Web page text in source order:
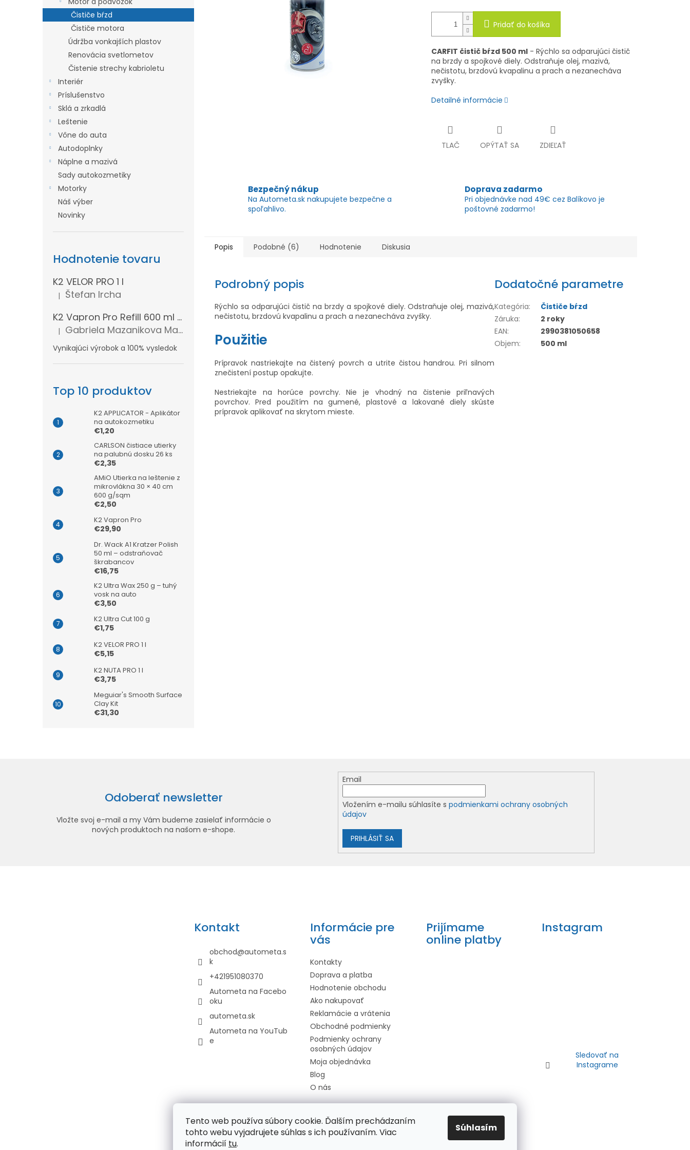
Tento web používa súbory cookie. Ďalším prechádzaním
tohto webu vyjadrujete súhlas s ich používaním. Viac
informácií tu.
Súhlasím
l
Čističe bŕzd
Čističe motora
Údržba vonkajších plastov
Renovácia svetlometov
Čistenie strechy kabrioletu
Interiér
Príslušenstvo
Sklá a zrkadlá
Leštenie
Vône do auta
Autodoplnky
Náplne a mazivá
Sady autokozmetiky
Motorky
Náš výber
Novinky
Hodnotenie tovaru
K2 VELOR PRO 1 l
Hodnotenie produktu je 5 z 5 hviezdičiek.
| Štefan Ircha
K2 Vapron Pro Refill 600 ml - Náhradná náplň
Hodnotenie produktu je 5 z 5 hviezdičiek.
| Gabriela Mazanikova Mazanikova
Vynikajúci výrobok a 100% vysledok
Top 10 produktov
K2 APPLICATOR - Aplikátor
na autokozmetiku
€1,20
CARLSON čistiace utierky
na palubnú dosku 26 ks
€2,35
AMiO Utierka na leštenie z
mikrovlákna 30 × 40 cm
600 g/sqm
€2,50
K2 Vapron Pro
€29,90
Dr. Wack A1 Kratzer Polish
50 ml – odstraňovač
škrabancov
€16,75
K2 Ultra Wax 250 g – tuhý
vosk na auto
€3,50
K2 Ultra Cut 100 g
€1,75
K2 VELOR PRO 1 l
€5,15
K2 NUTA PRO 1 l
€3,75
Meguiar's Smooth Surface
Clay Kit
€31,30
Pridať do košíka
CARFIT čistič bŕzd 500 ml- Rýchlo sa odparujúci čistič
na brzdy a spojkové diely. Odstraňuje olej, mazivá,
nečistotu, brzdovú kvapalinu a prach a nezanecháva
zvyšky.
Detailné informácie
TLAČ OPÝTAŤ SA ZDIEĽAŤ
Bezpečný nákup
Na Autometa.sk nakupujete bezpečne a
spoľahlivo.
Doprava zadarmo
Pri objednávke nad 49€ cez Balíkovo je
poštovné zadarmo!
Popis Podobné (6) Hodnotenie Diskusia
Podrobný popis
Rýchlo sa odparujúci čistič na brzdy a spojkové diely. Odstraňuje olej, mazivá,
nečistotu, brzdovú kvapalinu a prach a nezanecháva zvyšky.
Použitie
Prípravok nastriekajte na čistený povrch a utrite čistou handrou. Pri silnom
znečistení postup opakujte.
Nestriekajte na horúce povrchy. Nie je vhodný na čistenie priľnavých
povrchov. Pred použitím na gumené, plastové a lakované diely skúste
prípravok aplikovať na skrytom mieste.
Dodatočné parametre
Kategória:
Čističe bŕzd
Záruka:
2 roky
EAN:
2990381050658
Objem: 500 ml
Odoberať newsletter
Vložte svoj e-mail a my Vám budeme zasielať informácie o
nových produktoch na našom e-shope.
Email
Vložením e-mailu súhlasíte spodmienkami ochrany osobných
údajov
PRIHLÁSIŤ SA
Kontakt
obchod@autometa.s
k
+421951080370
Autometa na Facebo
oku
autometa.sk
Autometa na YouTub
e
Informácie pre
vás
Kontakty
Doprava a platba
Hodnotenie obchodu
Ako nakupovať
Reklamácie a vrátenia
Obchodné podmienky
Podmienky ochrany
osobných údajov
Moja objednávka
Blog
O nás
Prijímame
online platby
Instagram
Sledovať na
Instagrame